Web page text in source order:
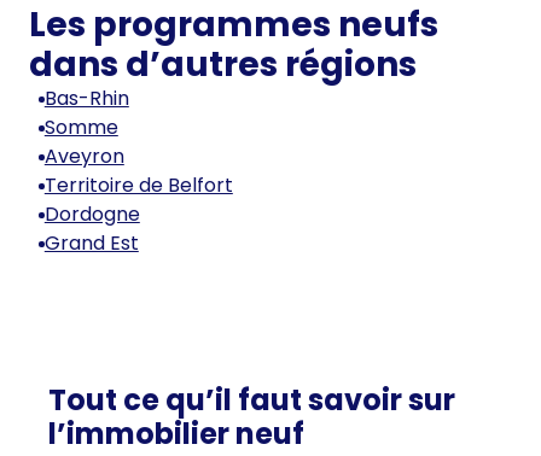
Les programmes neufs
dans d’autres régions
Bas-Rhin
Somme
Aveyron
Territoire de Belfort
Dordogne
Grand Est
Tout ce qu’il faut savoir sur
l’immobilier neuf